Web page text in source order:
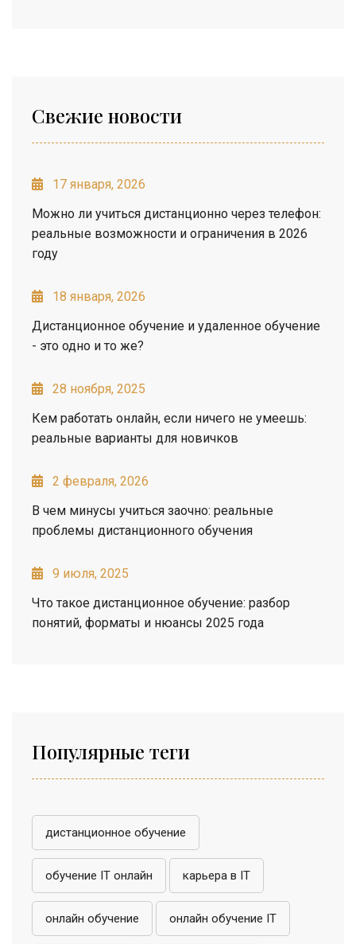
Свежие новости
17 января, 2026
Можно ли учиться дистанционно через телефон:
реальные возможности и ограничения в 2026
году
18 января, 2026
Дистанционное обучение и удаленное обучение
- это одно и то же?
28 ноября, 2025
Кем работать онлайн, если ничего не умеешь:
реальные варианты для новичков
2 февраля, 2026
В чем минусы учиться заочно: реальные
проблемы дистанционного обучения
9 июля, 2025
Что такое дистанционное обучение: разбор
понятий, форматы и нюансы 2025 года
Популярные теги
дистанционное обучение
обучение IT онлайн карьера в IT
онлайн обучение онлайн обучение IT